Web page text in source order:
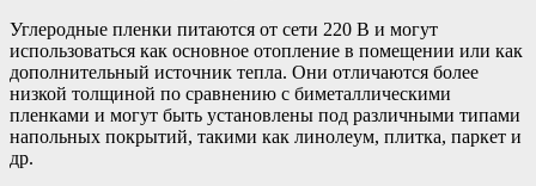
Углеродные пленки питаются от сети 220 В и могут
использоваться как основное отопление в помещении или как
дополнительный источник тепла. Они отличаются более
низкой толщиной по сравнению с биметаллическими
пленками и могут быть установлены под различными типами
напольных покрытий, такими как линолеум, плитка, паркет и
др.